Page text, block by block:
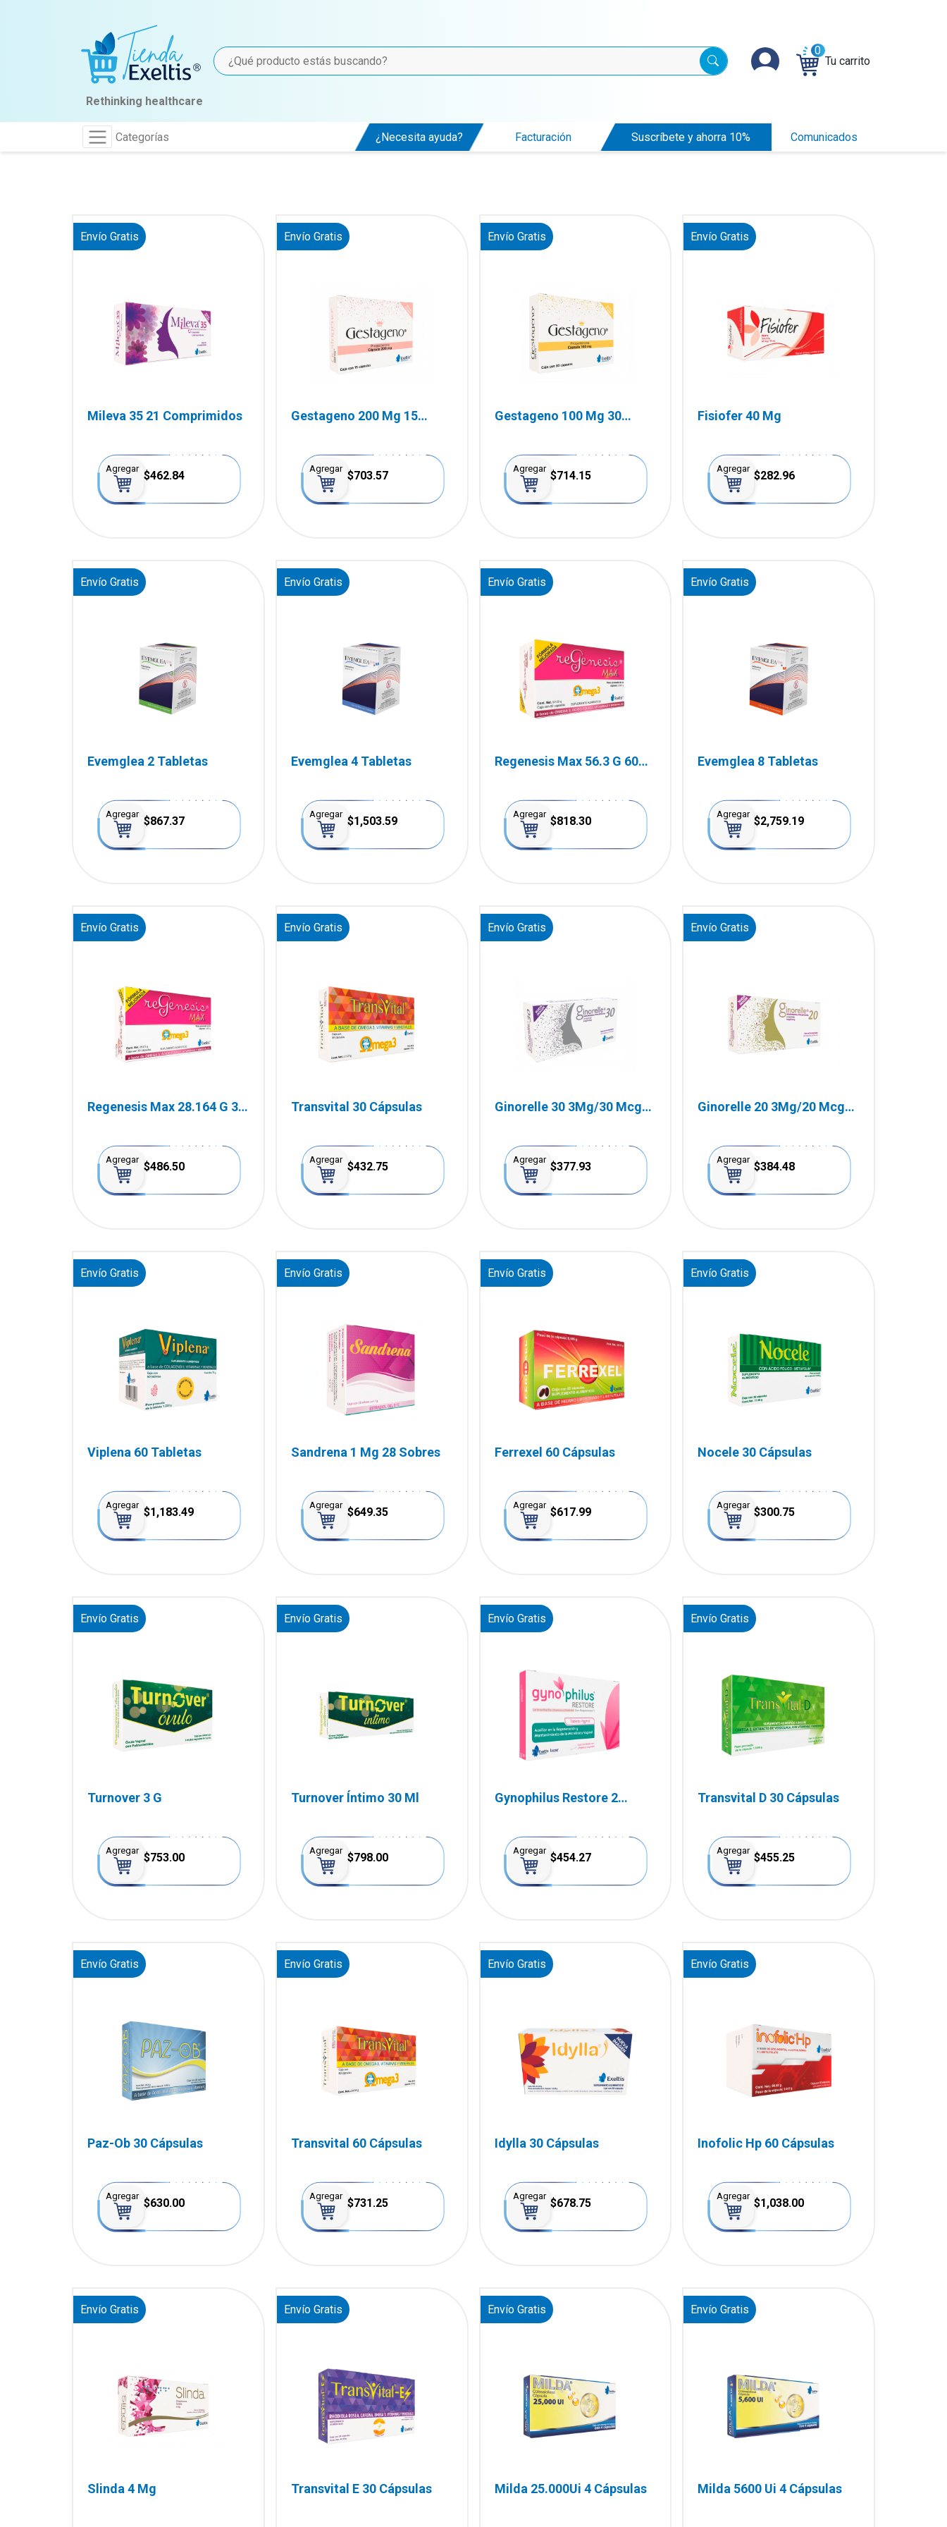
Rethinking healthcare
0
Tu carrito
Categorías ¿Necesita ayuda? Facturación Suscríbete y ahorra 10% Comunicados
Envío Gratis
Mileva 35 21 Comprimidos
Agregar
$462.84
Envío Gratis
Gestageno 200 Mg 15
Agregar
$703.57
Envío Gratis
Gestageno 100 Mg 30
Agregar
$714.15
Envío Gratis
Fisiofer 40 Mg
Agregar
$282.96
Envío Gratis
Evemglea 2 Tabletas
Agregar
$867.37
Envío Gratis
Evemglea 4 Tabletas
Agregar
$1,503.59
Envío Gratis
Regenesis Max 56.3 G 60
Agregar
$818.30
Envío Gratis
Evemglea 8 Tabletas
Agregar
$2,759.19
Envío Gratis
Regenesis Max 28.164 G 30
Agregar
$486.50
Envío Gratis
Transvital 30 Cápsulas
Agregar
$432.75
Envío Gratis
Ginorelle 30 3Mg/30 Mcg
Agregar
$377.93
Envío Gratis
Ginorelle 20 3Mg/20 Mcg
Agregar
$384.48
Envío Gratis
Viplena 60 Tabletas
Agregar
$1,183.49
Envío Gratis
Sandrena 1 Mg 28 Sobres
Agregar
$649.35
Envío Gratis
Ferrexel 60 Cápsulas
Agregar
$617.99
Envío Gratis
Nocele 30 Cápsulas
Agregar
$300.75
Envío Gratis
Turnover 3 G
Agregar
$753.00
Envío Gratis
Turnover Íntimo 30 Ml
Agregar
$798.00
Envío Gratis
Gynophilus Restore 2
Agregar
$454.27
Envío Gratis
Transvital D 30 Cápsulas
Agregar
$455.25
Envío Gratis
Paz-Ob 30 Cápsulas
Agregar
$630.00
Envío Gratis
Transvital 60 Cápsulas
Agregar
$731.25
Envío Gratis
Idylla 30 Cápsulas
Agregar
$678.75
Envío Gratis
Inofolic Hp 60 Cápsulas
Agregar
$1,038.00
Envío Gratis
Slinda 4 Mg
Envío Gratis
Transvital E 30 Cápsulas
Envío Gratis
Milda 25.000Ui 4 Cápsulas
Envío Gratis
Milda 5600 Ui 4 Cápsulas